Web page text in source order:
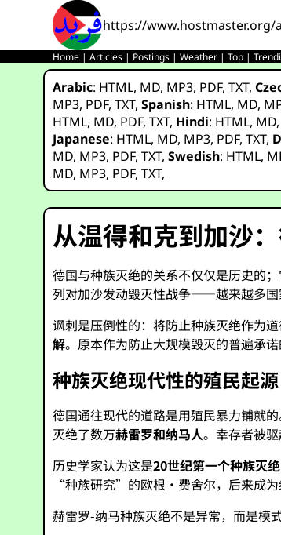
https://www.hostmaster.org/
Home |Articles | Postings |Weather |Top |
Arabic: HTML, MD, MP3, PDF,TXT,
MP3, PDF,TXT,Spanish: HTML, MD,
HTML, MD, PDF,TXT, Hindi: HTML, MD,
Japanese: HTML, MD, MP3, PDF,TXT,
MD, MP3, PDF,TXT,Swedish: HTML,
MD, MP3, PDF,TXT,
从温得和克到加沙
德国与种族灭绝的关系不仅仅是历史的
列对加沙发动毁灭性战争——越来越多
讽刺是压倒性的：将防止种族灭绝作为
解。原本作为防止大规模毁灭的普遍承
种族灭绝现代性的殖民起源
德国通往现代的道路是用殖民暴力铺就
灭绝了数万赫雷罗和纳马人。幸存者被
历史学家认为这是20世纪第一个种族灭绝
“种族研究”的欧根·费舍尔，后来成为
赫雷罗-纳马种族灭绝不是异常，而是模